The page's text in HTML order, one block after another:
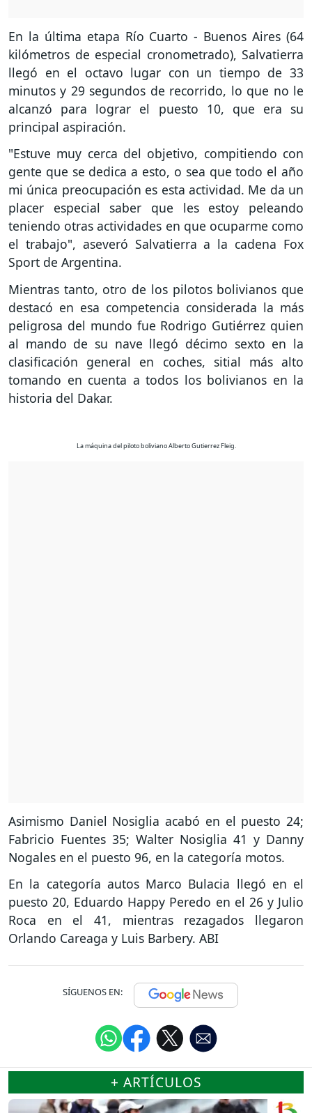
En la última etapa Río Cuarto - Buenos Aires (64
kilómetros de especial cronometrado), Salvatierra
llegó en el octavo lugar con un tiempo de 33
minutos y 29 segundos de recorrido, lo que no le
alcanzó para lograr el puesto 10, que era su
principal aspiración.
"Estuve muy cerca del objetivo, compitiendo con
gente que se dedica a esto, o sea que todo el año
mi única preocupación es esta actividad. Me da un
placer especial saber que les estoy peleando
teniendo otras actividades en que ocuparme como
el trabajo", aseveró Salvatierra a la cadena Fox
Sport de Argentina.
Mientras tanto, otro de los pilotos bolivianos que
destacó en esa competencia considerada la más
peligrosa del mundo fue Rodrigo Gutiérrez quien
al mando de su nave llegó décimo sexto en la
clasificación general en coches, sitial más alto
tomando en cuenta a todos los bolivianos en la
historia del Dakar.
La máquina del piloto boliviano Alberto Gutierrez Fleig.
Asimismo Daniel Nosiglia acabó en el puesto 24;
Fabricio Fuentes 35; Walter Nosiglia 41 y Danny
Nogales en el puesto 96, en la categoría motos.
En la categoría autos Marco Bulacia llegó en el
puesto 20, Eduardo Happy Peredo en el 26 y Julio
Roca en el 41, mientras rezagados llegaron
Orlando Careaga y Luis Barbery. ABI
SÍGUENOS EN:
+ ARTÍCULOS